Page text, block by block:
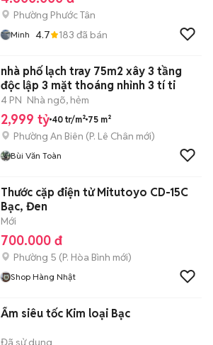
Phường Phước Tân
Minh 4.7 183 đã bán
nhà phố lạch tray 75m2 xây 3 tầng
độc lập 3 mặt thoáng nhỉnh 3 tí ti
4 PN Nhà ngõ, hẻm
2,999 tỷ 40 tr/m² 75 m²
Phường An Biên (P. Lê Chân mới)
Bùi Văn Toàn
Thước cặp điện tử Mitutoyo CD-15C
Bạc, Đen
Mới
700.000 đ
Phường 5 (P. Hòa Bình mới)
Shop Hàng Nhật
Ấm siêu tốc Kim loại Bạc
Đã sử dụng